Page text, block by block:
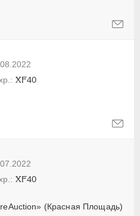
XF40
(Красная Площадь)
XF40